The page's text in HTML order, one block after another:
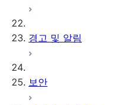
경고 및 알림
보안